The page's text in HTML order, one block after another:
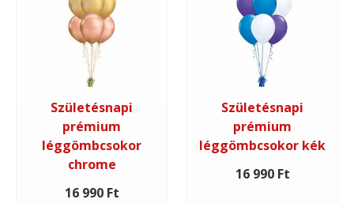
Születésnapi
prémium
léggömbcsokor
chrome
16 990 Ft
Születésnapi
prémium
léggömbcsokor kék
16 990 Ft